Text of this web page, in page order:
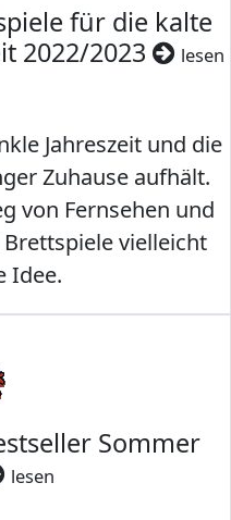
für die kalte
2022/2023
lesen
Jahreszeit und die
Zuhause aufhält.
von Fernsehen und
vielleicht
Idee.
Sommer
lesen